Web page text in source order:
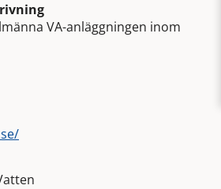
VA-anläggningen inom